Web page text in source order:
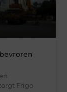
Frigo